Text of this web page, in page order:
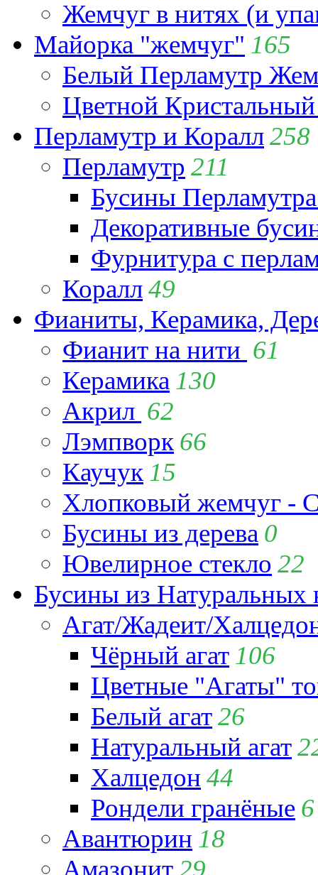
Жемчуг в нитях (и
Майорка "жемчуг" 165
Белый Перламутр
Цветной
Перламутр и Коралл258
Перламутр 211
Бусины
Декоративные
Фурнитура с
Коралл49
Фианиты, Керамика,
Фианит на нити 61
Керамика 130
Акрил 62
Лэмпворк 66
Каучук 15
Хлопковый жемчуг -
Бусины из дерева 0
Ювелирное стекло 22
Бусины из Натуральных
Агат/Жадеит/
Чёрный агат 106
Цветные "Агаты"
Белый агат26
Натуральный агат
Халцедон 44
Рондели гранёные 6
Авантюрин 18
Амазонит 29